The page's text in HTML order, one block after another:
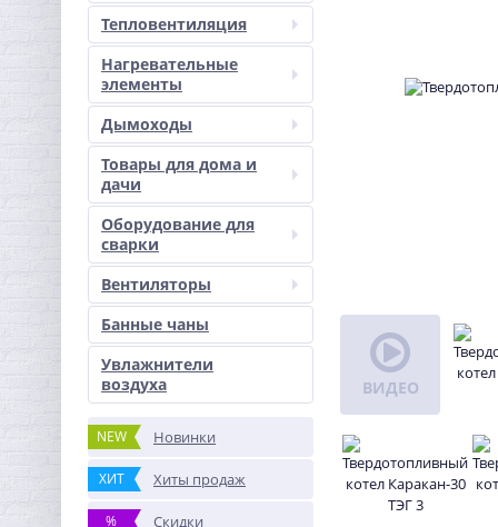
Тепловентиляция
Нагревательные
элементы
Дымоходы
Товары для дома и
дачи
Оборудование для
сварки
Вентиляторы
Банные чаны
Увлажнители
воздуха
NEW Новинки
ХИТ Хиты продаж
% Скидки
ВИДЕО